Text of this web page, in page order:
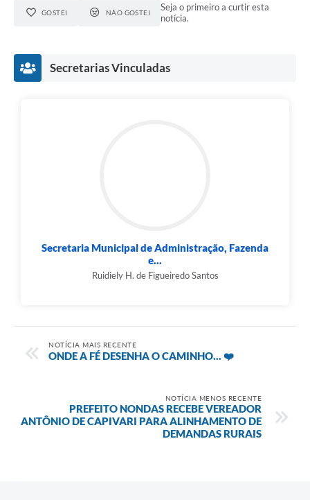
GOSTEI NÃO GOSTEI
Seja o primeiro a curtir esta
notícia.
Secretarias Vinculadas
Secretaria Municipal de Administração, Fazenda
e...
Ruidiely H. de Figueiredo Santos
NOTÍCIA MAIS RECENTE
ONDE A FÉ DESENHA O CAMINHO... ❤️
NOTÍCIA MENOS RECENTE
PREFEITO NONDAS RECEBE VEREADOR
ANTÔNIO DE CAPIVARI PARA ALINHAMENTO DE
DEMANDAS RURAIS